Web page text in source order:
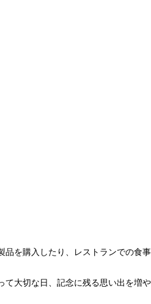
品を購入したり、レストランでの食事
て大切な日、記念に残る思い出を増や